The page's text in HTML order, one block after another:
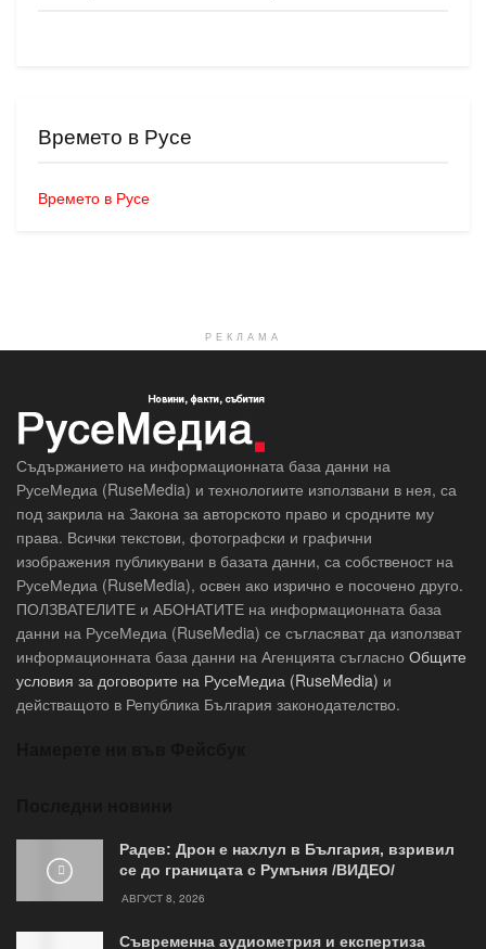
Времето в Русе
Времето в Русе
РЕКЛАМА
Съдържанието на информационната база данни на
РусеМедиа (RuseMedia) и технологиите използвани в нея, са
под закрила на Закона за авторското право и сродните му
права. Всички текстови, фотографски и графични
изображения публикувани в базата данни, са собственост на
РусеМедиа (RuseMedia), освен ако изрично е посочено друго.
ПОЛЗВАТЕЛИТЕ и АБОНАТИТЕ на информационната база
данни на РусеМедиа (RuseMedia) се съгласяват да използват
информационната база данни на Агенцията съгласно Общите
условия за договорите на РусеМедиа (RuseMedia) и
действащото в Република България законодателство.
Радев: Дрон е нахлул в България, взривил
се до границата с Румъния /ВИДЕО/
АВГУСТ 8, 2026
Съвременна аудиометрия и експертиза